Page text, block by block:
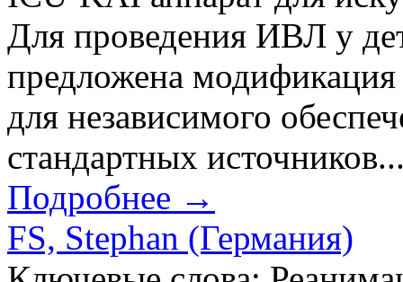
Для проведения ИВЛ у
предложена
для независимого
стандартных
Подробнее →
FS, Stephan (Германия)